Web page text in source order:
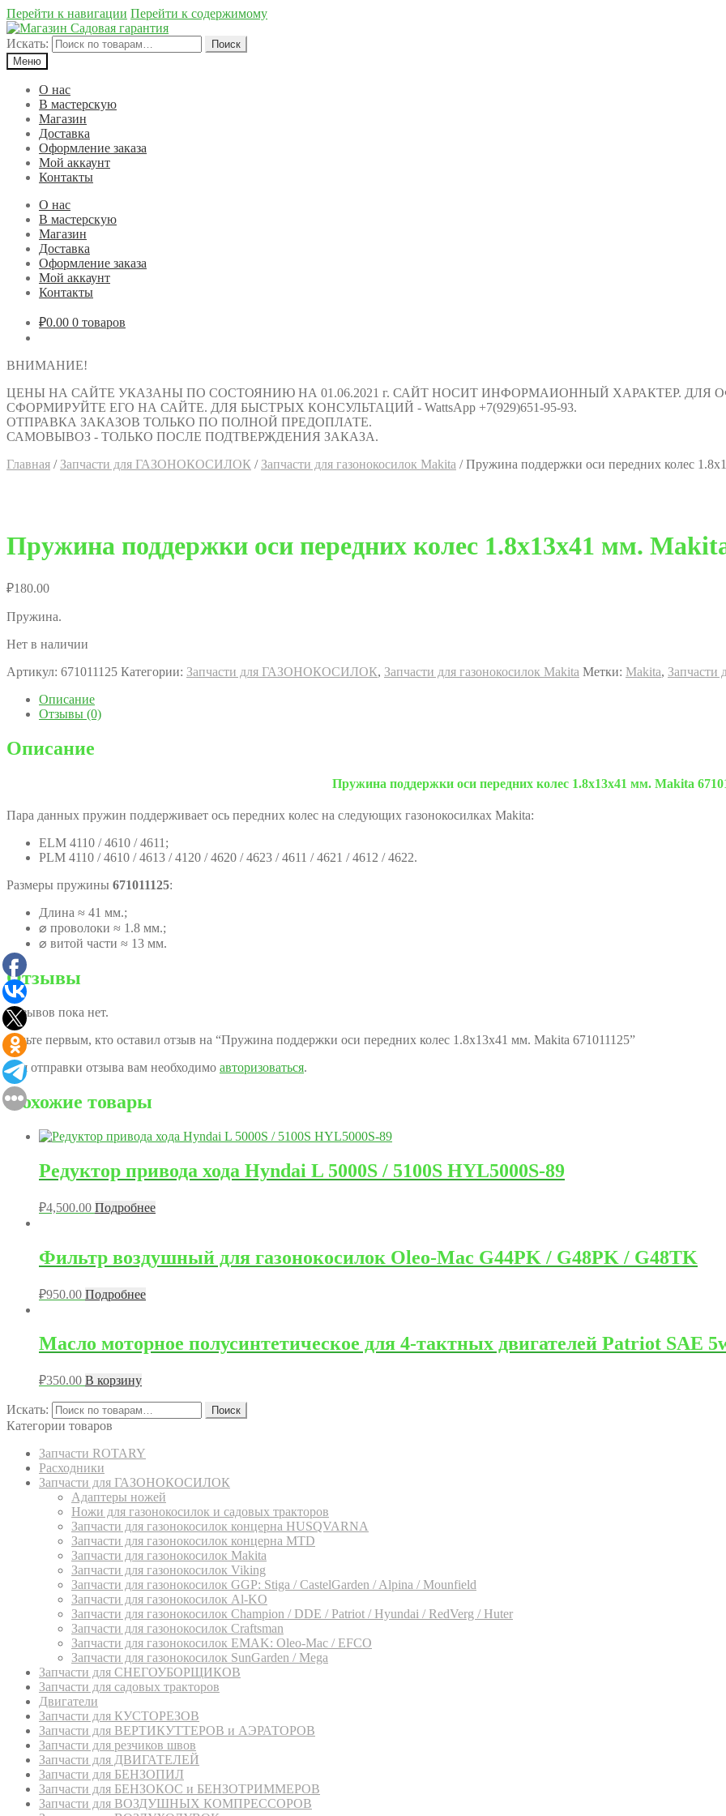
Перейти к навигации Перейти к содержимому
Искать:
Поиск
Меню
О нас
В мастерскую
Магазин
Доставка
Оформление заказа
Мой аккаунт
Контакты
О нас
В мастерскую
Магазин
Доставка
Оформление заказа
Мой аккаунт
Контакты
₽0.00 0 товаров
ВНИМАНИЕ!
ЦЕНЫ НА САЙТЕ УКАЗАНЫ ПО СОСТОЯНИЮ НА 01.06.2021 г. САЙТ НОСИТ ИНФОРМАИОННЫЙ ХАРАКТЕР. ДЛЯ
СФОРМИРУЙТЕ ЕГО НА САЙТЕ. ДЛЯ БЫСТРЫХ КОНСУЛЬТАЦИЙ - WattsApp +7(929)651-95-93.
ОТПРАВКА ЗАКАЗОВ ТОЛЬКО ПО ПОЛНОЙ ПРЕДОПЛАТЕ.
САМОВЫВОЗ - ТОЛЬКО ПОСЛЕ ПОДТВЕРЖДЕНИЯ ЗАКАЗА.
Главная / Запчасти для ГАЗОНОКОСИЛОК / Запчасти для газонокосилок Makita /Пружина поддержки оси передних колес
Пружина поддержки оси передних колес 1.8x13x41 мм.
₽180.00
Пружина.
Нет в наличии
Артикул: 671011125 Категории: Запчасти для ГАЗОНОКОСИЛОК, Запчасти для газонокосилок Makita Метки: Makita, Запчасти
Описание
Отзывы (0)
Описание
Пружина поддержки оси передних колес 1.8x13x41 мм. Makita
Пара данных пружин поддерживает ось передних колес на следующих газонокосилках Makita:
ELM 4110 / 4610 / 4611;
PLM 4110 / 4610 / 4613 / 4120 / 4620 / 4623 / 4611 / 4621 / 4612 / 4622.
Размеры пружины 671011125:
Длина ≈ 41 мм.;
⌀ проволоки ≈ 1.8 мм.;
⌀ витой части ≈ 13 мм.
Отзывы
Отзывов пока нет.
Будьте первым, кто оставил отзыв на “Пружина поддержки оси передних колес 1.8x13x41 мм. Makita 671011125”
Для отправки отзыва вам необходимо авторизоваться.
Похожие товары
Редуктор привода хода Hyndai L 5000S / 5100S HYL5000S-89
₽4,500.00 Подробнее
Фильтр воздушный для газонокосилок Oleo-Mac G44PK / G48PK / G48TK
₽950.00 Подробнее
Масло моторное полусинтетическое для 4-тактных двигателей Patriot SAE
₽350.00 В корзину
Искать: Поиск
Категории товаров
Запчасти ROTARY
Расходники
Запчасти для ГАЗОНОКОСИЛОК
Адаптеры ножей
Ножи для газонокосилок и садовых тракторов
Запчасти для газонокосилок концерна HUSQVARNA
Запчасти для газонокосилок концерна MTD
Запчасти для газонокосилок Makita
Запчасти для газонокосилок Viking
Запчасти для газонокосилок GGP: Stiga / CastelGarden / Alpina / Mounfield
Запчасти для газонокосилок Al-KO
Запчасти для газонокосилок Champion / DDE / Patriot / Hyundai / RedVerg / Huter
Запчасти для газонокосилок Craftsman
Запчасти для газонокосилок EMAK: Oleo-Mac / EFCO
Запчасти для газонокосилок SunGarden / Mega
Запчасти для СНЕГОУБОРЩИКОВ
Запчасти для садовых тракторов
Двигатели
Запчасти для КУСТОРЕЗОВ
Запчасти для ВЕРТИКУТТЕРОВ и АЭРАТОРОВ
Запчасти для резчиков швов
Запчасти для ДВИГАТЕЛЕЙ
Запчасти для БЕНЗОПИЛ
Запчасти для БЕНЗОКОС и БЕНЗОТРИММЕРОВ
Запчасти для ВОЗДУШНЫХ КОМПРЕССОРОВ